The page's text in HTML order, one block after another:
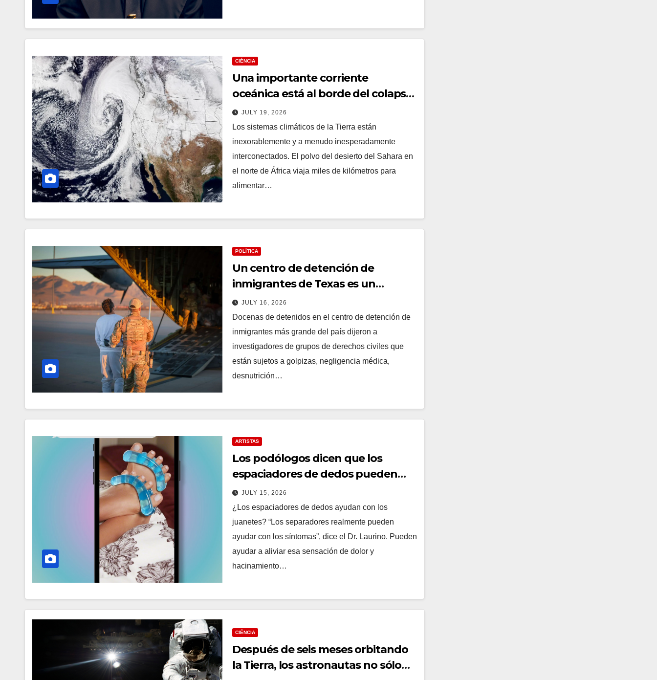
CIÉNCIA
Una importante corriente
oceánica está al borde del colapso.
Los científicos dicen que los
efectos podrían llegar a California :
ScienceAlert
JULY 19, 2026
Los sistemas climáticos de la Tierra están
inexorablemente y a menudo inesperadamente
interconectados. El polvo del desierto del Sahara en
el norte de África viaja miles de kilómetros para
alimentar…
POLÍTICA
Un centro de detención de
inmigrantes de Texas es un
“desastre de derechos humanos”,
dicen grupos de derechos civiles
en un informe
JULY 16, 2026
Docenas de detenidos en el centro de detención de
inmigrantes más grande del país dijeron a
investigadores de grupos de derechos civiles que
están sujetos a golpizas, negligencia médica,
desnutrición…
ARTISTAS
Los podólogos dicen que los
espaciadores de dedos pueden
reparar los juanetes, pero hay un
problema
JULY 15, 2026
¿Los espaciadores de dedos ayudan con los
juanetes? “Los separadores realmente pueden
ayudar con los síntomas”, dice el Dr. Laurino. Pueden
ayudar a aliviar esa sensación de dolor y
hacinamiento…
CIÉNCIA
Después de seis meses orbitando
la Tierra, los astronautas no sólo